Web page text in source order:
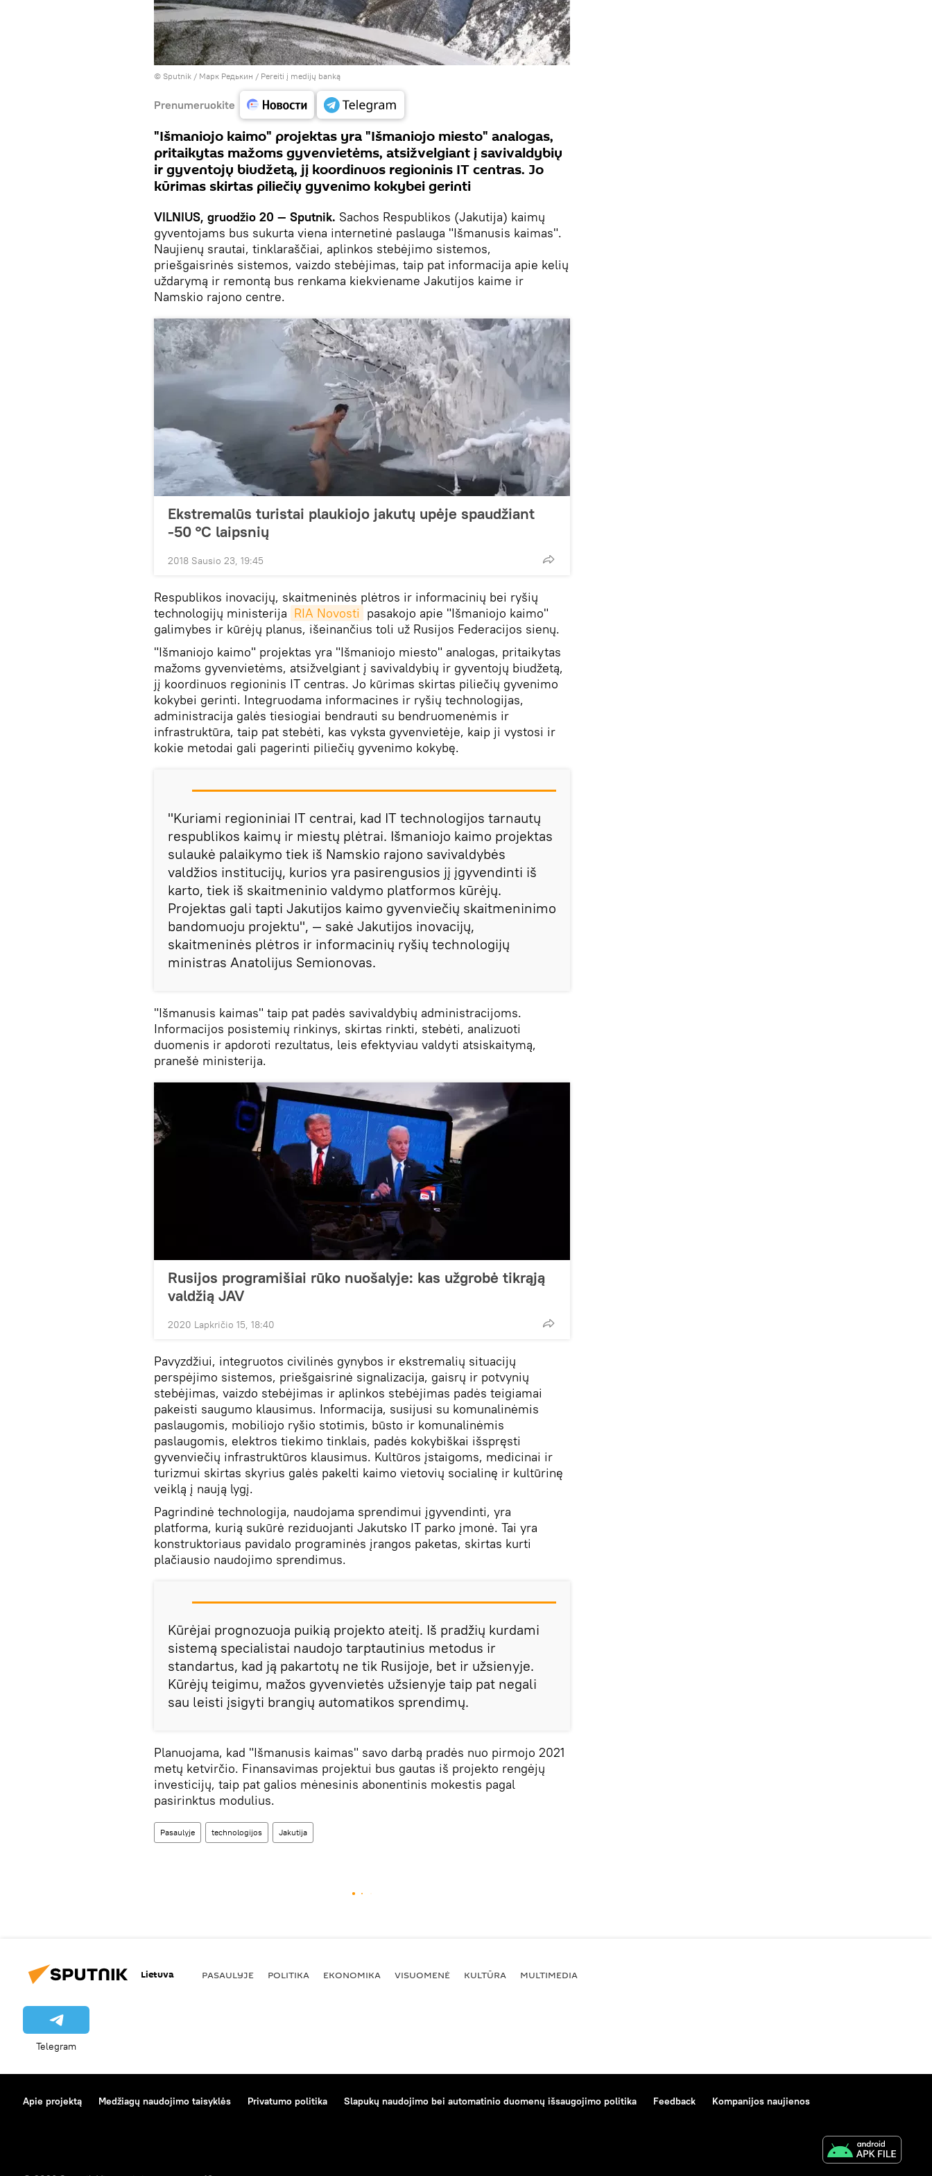
© Sputnik / Марк Редькин / Pereiti į medijų banką
Prenumeruokite
"Išmaniojo kaimo" projektas yra "Išmaniojo miesto" analogas,
pritaikytas mažoms gyvenvietėms, atsižvelgiant į savivaldybių
ir gyventojų biudžetą, jį koordinuos regioninis IT centras. Jo
kūrimas skirtas piliečių gyvenimo kokybei gerinti
VILNIUS, gruodžio 20 — Sputnik. Sachos Respublikos (Jakutija) kaimų
gyventojams bus sukurta viena internetinė paslauga "Išmanusis kaimas".
Naujienų srautai, tinklaraščiai, aplinkos stebėjimo sistemos,
priešgaisrinės sistemos, vaizdo stebėjimas, taip pat informacija apie kelių
uždarymą ir remontą bus renkama kiekviename Jakutijos kaime ir
Namskio rajono centre.
Ekstremalūs turistai plaukiojo jakutų upėje spaudžiant
-50 °C laipsnių
2018 Sausio 23, 19:45
Respublikos inovacijų, skaitmeninės plėtros ir informacinių bei ryšių
technologijų ministerija RIA Novosti pasakojo apie "Išmaniojo kaimo"
galimybes ir kūrėjų planus, išeinančius toli už Rusijos Federacijos sienų.
"Išmaniojo kaimo" projektas yra "Išmaniojo miesto" analogas, pritaikytas
mažoms gyvenvietėms, atsižvelgiant į savivaldybių ir gyventojų biudžetą,
jį koordinuos regioninis IT centras. Jo kūrimas skirtas piliečių gyvenimo
kokybei gerinti. Integruodama informacines ir ryšių technologijas,
administracija galės tiesiogiai bendrauti su bendruomenėmis ir
infrastruktūra, taip pat stebėti, kas vyksta gyvenvietėje, kaip ji vystosi ir
kokie metodai gali pagerinti piliečių gyvenimo kokybę.
"Kuriami regioniniai IT centrai, kad IT technologijos tarnautų
respublikos kaimų ir miestų plėtrai. Išmaniojo kaimo projektas
sulaukė palaikymo tiek iš Namskio rajono savivaldybės
valdžios institucijų, kurios yra pasirengusios jį įgyvendinti iš
karto, tiek iš skaitmeninio valdymo platformos kūrėjų.
Projektas gali tapti Jakutijos kaimo gyvenviečių skaitmeninimo
bandomuoju projektu", — sakė Jakutijos inovacijų,
skaitmeninės plėtros ir informacinių ryšių technologijų
ministras Anatolijus Semionovas.
"Išmanusis kaimas" taip pat padės savivaldybių administracijoms.
Informacijos posistemių rinkinys, skirtas rinkti, stebėti, analizuoti
duomenis ir apdoroti rezultatus, leis efektyviau valdyti atsiskaitymą,
pranešė ministerija.
Rusijos programišiai rūko nuošalyje: kas užgrobė tikrąją
valdžią JAV
2020 Lapkričio 15, 18:40
Pavyzdžiui, integruotos civilinės gynybos ir ekstremalių situacijų
perspėjimo sistemos, priešgaisrinė signalizacija, gaisrų ir potvynių
stebėjimas, vaizdo stebėjimas ir aplinkos stebėjimas padės teigiamai
pakeisti saugumo klausimus. Informacija, susijusi su komunalinėmis
paslaugomis, mobiliojo ryšio stotimis, būsto ir komunalinėmis
paslaugomis, elektros tiekimo tinklais, padės kokybiškai išspręsti
gyvenviečių infrastruktūros klausimus. Kultūros įstaigoms, medicinai ir
turizmui skirtas skyrius galės pakelti kaimo vietovių socialinę ir kultūrinę
veiklą į naują lygį.
Pagrindinė technologija, naudojama sprendimui įgyvendinti, yra
platforma, kurią sukūrė reziduojanti Jakutsko IT parko įmonė. Tai yra
konstruktoriaus pavidalo programinės įrangos paketas, skirtas kurti
plačiausio naudojimo sprendimus.
Kūrėjai prognozuoja puikią projekto ateitį. Iš pradžių kurdami
sistemą specialistai naudojo tarptautinius metodus ir
standartus, kad ją pakartotų ne tik Rusijoje, bet ir užsienyje.
Kūrėjų teigimu, mažos gyvenvietės užsienyje taip pat negali
sau leisti įsigyti brangių automatikos sprendimų.
Planuojama, kad "Išmanusis kaimas" savo darbą pradės nuo pirmojo 2021
metų ketvirčio. Finansavimas projektui bus gautas iš projekto rengėjų
investicijų, taip pat galios mėnesinis abonentinis mokestis pagal
pasirinktus modulius.
Pasaulyje technologijos Jakutija
Lietuva PASAULYJE POLITIKA EKONOMIKA VISUOMENĖ KULTŪRA MULTIMEDIA
Telegram
Apie projektą Medžiagų naudojimo taisyklės Privatumo politika Slapukų naudojimo bei automatinio duomenų išsaugojimo politika Feedback Kompanijos naujienos